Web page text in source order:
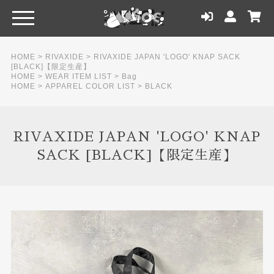
HOME > RIVAXIDE > RIVAXIDE JAPAN 'LOGO' KNAP SACK
[BLACK]【限定生産】
HOME > WEAR ITEM LIST > Bag
HOME > APPAREL COLOR LIST > BLACK
RIVAXIDE JAPAN 'LOGO' KNAP
SACK [BLACK]【限定生産】